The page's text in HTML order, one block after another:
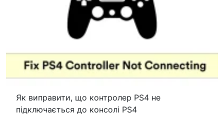
Як виправити, що контролер PS4 не
підключається до консолі PS4